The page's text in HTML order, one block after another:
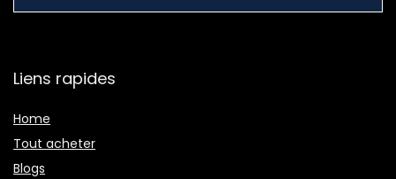
Liens rapides
Home
Tout acheter
Blogs